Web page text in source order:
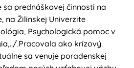
sa prednáškovej činnosti na
na Žilinskej Univerzite
Psychologická pomoc v
.Pracovala ako krízový
sa venuje poradenskej